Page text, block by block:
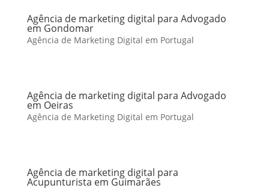
Agência de marketing digital para Advogado
em Gondomar
Agência de Marketing Digital em Portugal
Agência de marketing digital para Advogado
em Oeiras
Agência de Marketing Digital em Portugal
Agência de marketing digital para
Acupunturista em Guimarães